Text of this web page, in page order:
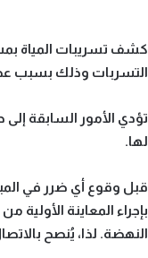
كشف تسريبات المياة
التسربات وذلك بسبب
تؤدي الأمور السابقة
لها.
قبل وقوع أي ضرر في
بإجراء المعاينة
النهضة. لذا، يُنصح